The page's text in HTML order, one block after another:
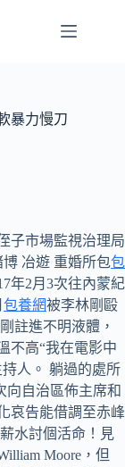
暴力慢刀
子市場監視治理局
冶遊 重婚所包包
年2月3次往內蒙紀
包養網被李林剛毆
註進不明液體，
不高“我在電影中
人。 躺過的處所
向自治區佈主席和
哀告能借調至赤峰
水討個活命！見
Moore，但